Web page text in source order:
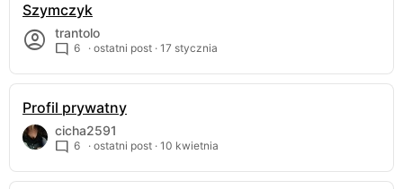
Szymczyk
trantolo
6 · ostatni post · 17 stycznia
Profil prywatny
cicha2591
6 · ostatni post · 10 kwietnia